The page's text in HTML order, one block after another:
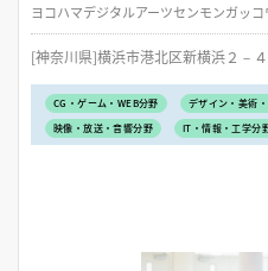
ヨコハマデジタルアーツセンモンガッコ
[神奈川県]横浜市港北区新横浜２－
CG・ゲーム・WEB分野 デザイン・美術
映像・放送・音響分野
IT・情報・工学分